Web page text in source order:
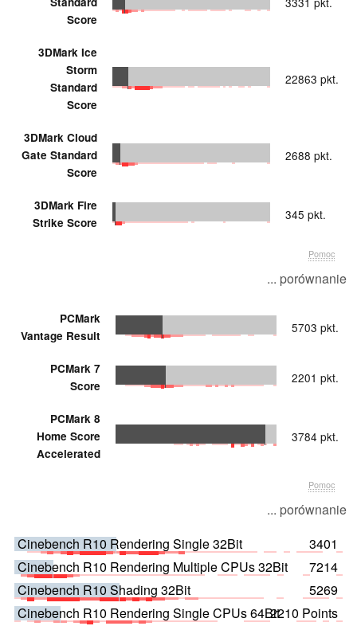
Score
3DMark Ice
Storm
Standard
Score
22863 pkt.
3DMark Cloud
Gate Standard
Score
2688 pkt.
3DMark Fire
Strike Score
345 pkt.
Pomoc
... porównanie
PCMark
Vantage Result
5703 pkt.
PCMark 7
Score
2201 pkt.
PCMark 8
Home Score
Accelerated
3784 pkt.
Pomoc
... porównanie
Cinebench R10 Rendering Single 32Bit
3401
Cinebench R10 Rendering Multiple CPUs 32Bit
7214
Cinebench R10 Shading 32Bit
5269
Cinebench R10 Rendering Single CPUs 64Bit2210 Points